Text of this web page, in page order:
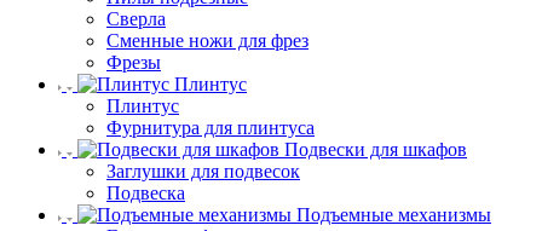
Сверла
Сменные ножи для фрез
Фрезы
Плинтус
Плинтус
Фурнитура для плинтуса
Подвески для шкафов
Заглушки для подвесок
Подвеска
Подъемные механизмы